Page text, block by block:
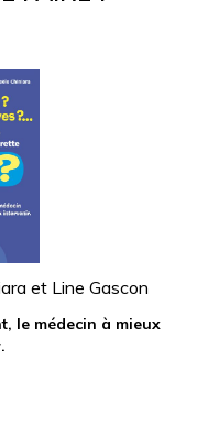
et Line Gascon
le médecin à mieux